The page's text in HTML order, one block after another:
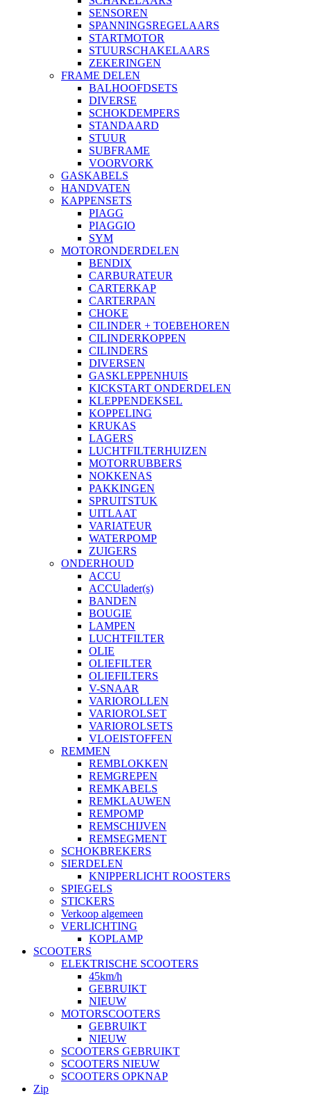
SENSOREN
SPANNINGSREGELAARS
STARTMOTOR
STUURSCHAKELAARS
ZEKERINGEN
FRAME DELEN
BALHOOFDSETS
DIVERSE
SCHOKDEMPERS
STANDAARD
STUUR
SUBFRAME
VOORVORK
GASKABELS
HANDVATEN
KAPPENSETS
PIAGG
PIAGGIO
SYM
MOTORONDERDELEN
BENDIX
CARBURATEUR
CARTERKAP
CARTERPAN
CHOKE
CILINDER + TOEBEHOREN
CILINDERKOPPEN
CILINDERS
DIVERSEN
GASKLEPPENHUIS
KICKSTART ONDERDELEN
KLEPPENDEKSEL
KOPPELING
KRUKAS
LAGERS
LUCHTFILTERHUIZEN
MOTORRUBBERS
NOKKENAS
PAKKINGEN
SPRUITSTUK
UITLAAT
VARIATEUR
WATERPOMP
ZUIGERS
ONDERHOUD
ACCU
ACCUlader(s)
BANDEN
BOUGIE
LAMPEN
LUCHTFILTER
OLIE
OLIEFILTER
OLIEFILTERS
V-SNAAR
VARIOROLLEN
VARIOROLSET
VARIOROLSETS
VLOEISTOFFEN
REMMEN
REMBLOKKEN
REMGREPEN
REMKABELS
REMKLAUWEN
REMPOMP
REMSCHIJVEN
REMSEGMENT
SCHOKBREKERS
SIERDELEN
KNIPPERLICHT ROOSTERS
SPIEGELS
STICKERS
Verkoop algemeen
VERLICHTING
KOPLAMP
SCOOTERS
ELEKTRISCHE SCOOTERS
45km/h
GEBRUIKT
NIEUW
MOTORSCOOTERS
GEBRUIKT
NIEUW
SCOOTERS GEBRUIKT
SCOOTERS NIEUW
SCOOTERS OPKNAP
Zip